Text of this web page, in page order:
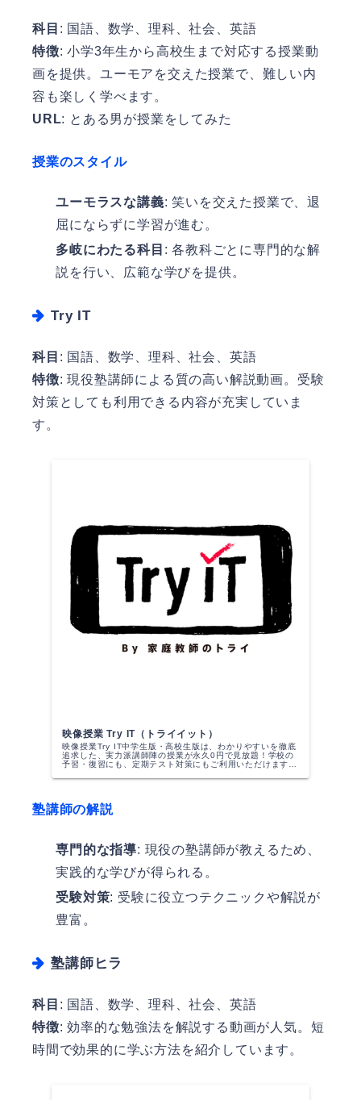
科目 : 国語、数学、理科、社会、英語
特徴: 小学3年生から高校生まで対応する授業動
画を提供。ユーモアを交えた授業で、難しい内
容も楽しく学べます。
URL: とある男が授業をしてみた
授業のスタイル
ユーモラスな講義: 笑いを交えた授業で、退
屈にならずに学習が進む。
多岐にわたる科目 : 各教科ごとに専門的な解
説を行い、広範な学びを提供。
Try IT
科目 : 国語、数学、理科、社会、英語
特徴: 現役塾講師による質の高い解説動画。受験
対策としても利用できる内容が充実していま
す。
映像授業 Try IT（トライイット）
映像授業Try IT中学生版・高校生版は、わかりやすいを徹底
追求した、実力派講師陣の授業が永久0円で見放題！学校の
予習・復習にも、定期テスト対策にもご利用いただけます。
校1年～3年の英...
塾講師の解説
専門的な指導: 現役の塾講師が教えるため、
実践的な学びが得られる。
受験対策: 受験に役立つテクニックや解説が
豊富。
塾講師ヒラ
科目 : 国語、数学、理科、社会、英語
特徴: 効率的な勉強法を解説する動画が人気。短
時間で効果的に学ぶ方法を紹介しています。